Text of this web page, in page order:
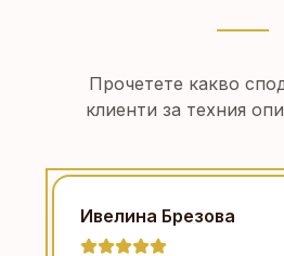
Прочетете какво
клиенти за техния
Ивелина Брезова